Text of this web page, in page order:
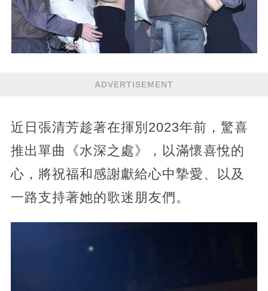
ADVERTISEMENT
近日張清芳趁著在揮別2023年前，驚喜
推出單曲《水深之處》，以滿懷喜悅的
心，將祝福和感謝獻給心中摯愛、以及
一路支持著她的歌迷朋友們。